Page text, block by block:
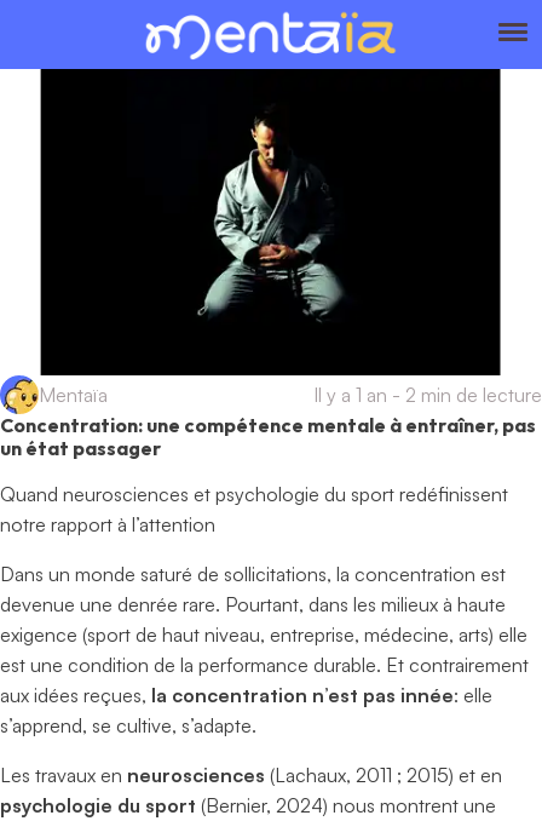
Mentaïa Il y a 1 an - 2 min de lecture
Concentration: une compétence mentale à entraîner, pas
un état passager
Quand neurosciences et psychologie du sport redéfinissent
notre rapport à l’attention
Dans un monde saturé de sollicitations, la concentration est
devenue une denrée rare. Pourtant, dans les milieux à haute
exigence (sport de haut niveau, entreprise, médecine, arts) elle
est une condition de la performance durable. Et contrairement
aux idées reçues, la concentration n’est pas innée: elle
s’apprend, se cultive, s’adapte.
Les travaux en neurosciences (Lachaux, 2011 ; 2015) et en
psychologie du sport (Bernier, 2024) nous montrent une